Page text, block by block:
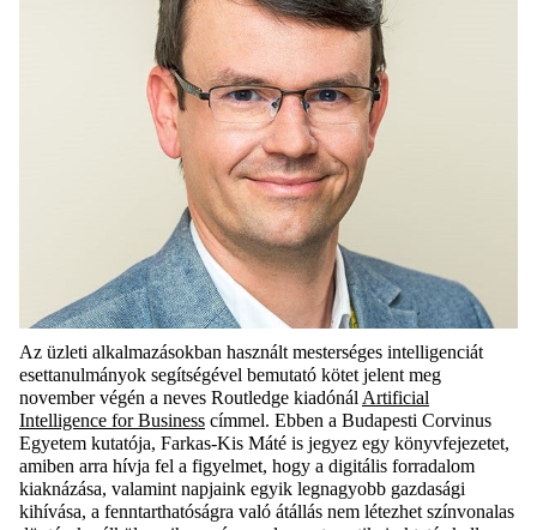
Az üzleti alkalmazásokban használt mesterséges intelligenciát
esettanulmányok segítségével bemutató kötet jelent meg
november végén a neves Routledge kiadónál Artificial
Intelligence for Business címmel. Ebben a Budapesti Corvinus
Egyetem kutatója, Farkas-Kis Máté is jegyez egy könyvfejezetet,
amiben arra hívja fel a figyelmet, hogy a digitális forradalom
kiaknázása, valamint napjaink egyik legnagyobb gazdasági
kihívása, a fenntarthatóságra való átállás nem létezhet színvonalas